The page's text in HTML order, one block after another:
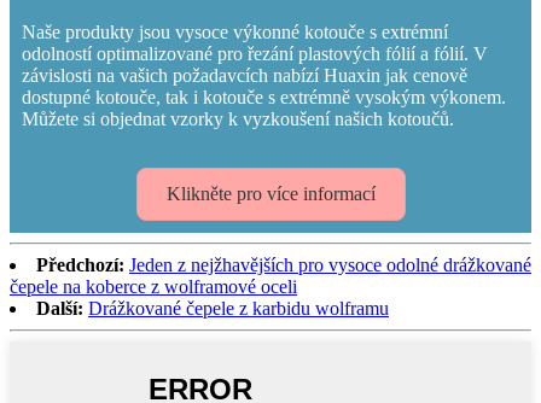
Naše produkty jsou vysoce výkonné kotouče s extrémní
odolností optimalizované pro řezání plastových fólií a fólií. V
závislosti na vašich požadavcích nabízí Huaxin jak cenově
dostupné kotouče, tak i kotouče s extrémně vysokým výkonem.
Můžete si objednat vzorky k vyzkoušení našich kotoučů.
Klikněte pro více informací
Předchozí: Jeden z nejžhavějších pro vysoce odolné drážkované
čepele na koberce z wolframové oceli
Další: Drážkované čepele z karbidu wolframu